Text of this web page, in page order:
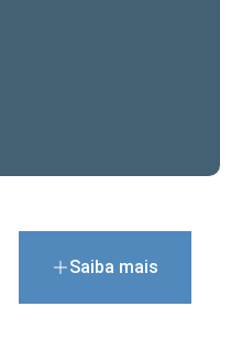
Saiba mais